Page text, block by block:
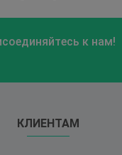
к нам!
КЛИЕНТАМ